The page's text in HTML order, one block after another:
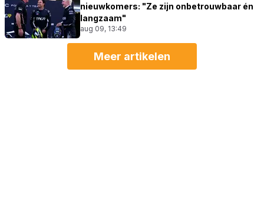
nieuwkomers: "Ze zijn onbetrouwbaar én
langzaam"
aug 09, 13:49
Meer artikelen